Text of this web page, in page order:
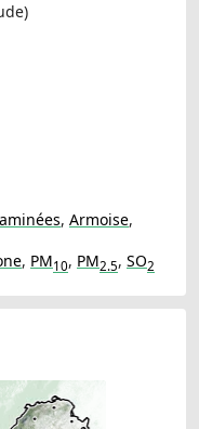
, Armoise,
, PM10, PM2.5, SO2